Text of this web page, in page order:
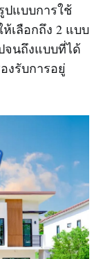
ปแบบการใช้
เลือกถึง 2 แบบ
จนถึงแบบที่ได้
รับการอยู่